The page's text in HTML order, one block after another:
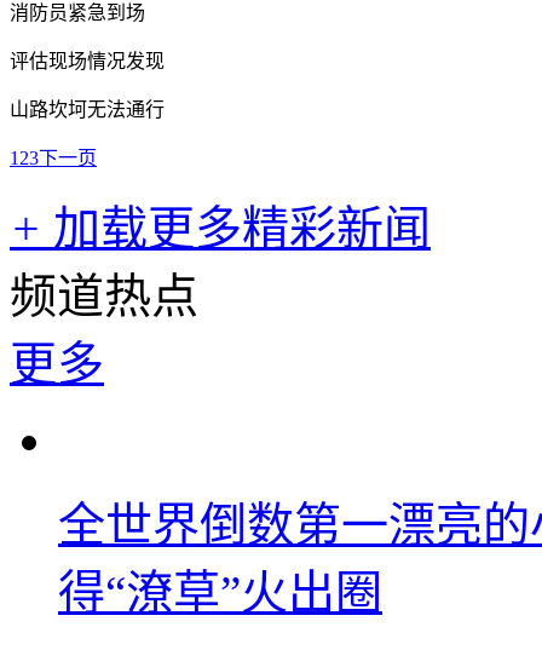
消防员紧急到场
评估现场情况发现
山路坎坷无法通行
1 23下一页
+ 加载更多精彩新闻
频道热点
更多
全世界倒数第一漂亮
得“潦草”火出圈